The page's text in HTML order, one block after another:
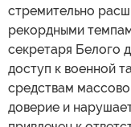
стремительно
рекордными
секретаря Белого
доступ к военной
средствам
доверие и